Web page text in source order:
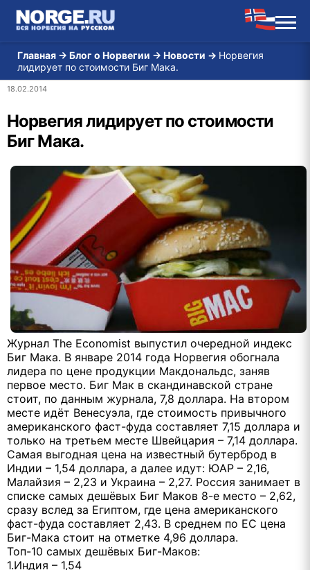
Главная → Блог о Норвегии → Новости → Норвегия
лидирует по стоимости Биг Мака.
18.02.2014
Норвегия лидирует по стоимости
Биг Мака.
Журнал The Economist выпустил очередной индекс
Биг Мака. В январе 2014 года Норвегия обогнала
лидера по цене продукции Макдональдс, заняв
первое место. Биг Мак в скандинавской стране
стоит, по данным журнала, 7,8 доллара. На втором
месте идёт Венесуэла, где стоимость привычного
американского фаст-фуда составляет 7,15 доллара и
только на третьем месте Швейцария – 7,14 доллара.
Самая выгодная цена на известный бутерброд в
Индии – 1,54 доллара, а далее идут: ЮАР – 2,16,
Малайзия – 2,23 и Украина – 2,27. Россия занимает в
списке самых дешёвых Биг Маков 8-е место – 2,62,
сразу вслед за Египтом, где цена американского
фаст-фуда составляет 2,43. В среднем по ЕС цена
Биг-Мака стоит на отметке 4,96 доллара.
Топ-10 самых дешёвых Биг-Маков:
1.Индия – 1,54